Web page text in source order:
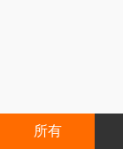
所有